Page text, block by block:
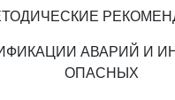
АВАРИЙ И
ОПАСНЫХ